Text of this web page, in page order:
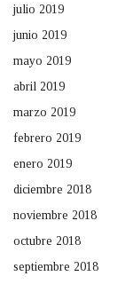
julio 2019
junio 2019
mayo 2019
abril 2019
marzo 2019
febrero 2019
enero 2019
diciembre 2018
noviembre 2018
octubre 2018
septiembre 2018